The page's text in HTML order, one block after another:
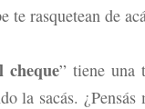
te rasquetean de
cheque” tiene una
la sacás.